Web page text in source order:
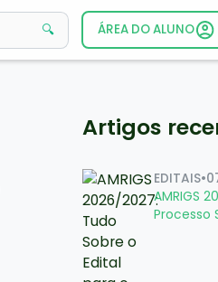
ÁREA DO ALUNO
Artigos
EDITAIS•
AMRIGS
Processo